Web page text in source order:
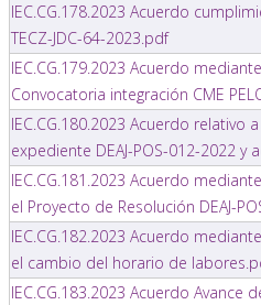
IEC.CG.178.2023 Acuerdo
TECZ-JDC-64-2023.pdf
IEC.CG.179.2023 Acuerdo
Convocatoria integración CME
IEC.CG.180.2023 Acuerdo relativo
expediente DEAJ-POS-012-2022 y
IEC.CG.181.2023 Acuerdo
el Proyecto de Resolución DEAJ-
IEC.CG.182.2023 Acuerdo
el cambio del horario de
IEC.CG.183.2023 Acuerdo Avance